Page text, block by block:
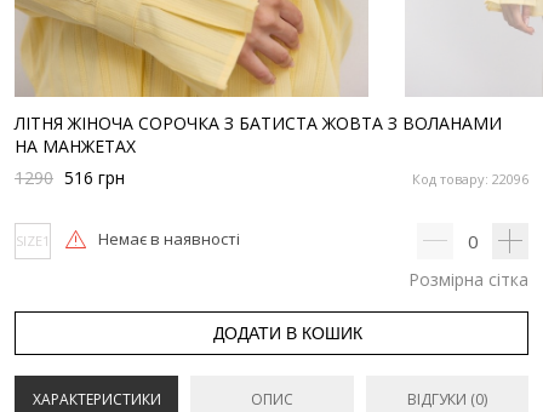
ЛІТНЯ ЖІНОЧА СОРОЧКА З БАТИСТА ЖОВТА З ВОЛАНАМИ
НА МАНЖЕТАХ
Код товару: 22096
1290 516 грн
SIZE1 Немає в наявності 0
Розмірна сітка
ДОДАТИ В КОШИК
ХАРАКТЕРИСТИКИ ОПИС ВІДГУКИ (0)